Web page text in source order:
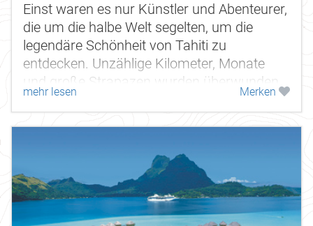
Einst waren es nur Künstler und Abenteurer,
die um die halbe Welt segelten, um die
legendäre Schönheit von Tahiti zu
entdecken. Unzählige Kilometer, Monate
und große Strapazen wurden überwunden,
um den Traum vom Paradies zu finden....
mehr lesen Merken